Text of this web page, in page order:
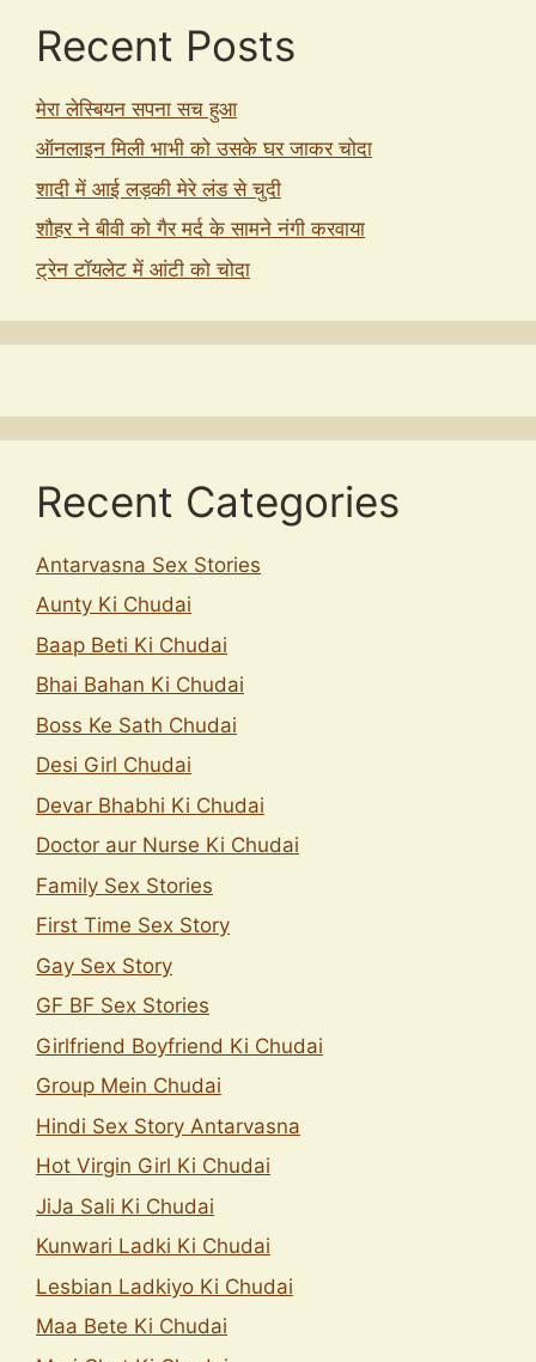
Recent Posts
मेरा लेस्बियन सपना सच हुआ
ऑनलाइन मिली भाभी को उसके घर जाकर चोदा
शादी में आई लड़की मेरे लंड से चुदी
शौहर ने बीवी को गैर मर्द के सामने नंगी करवाया
ट्रेन टॉयलेट में आंटी को चोदा
Recent Categories
Antarvasna Sex Stories
Aunty Ki Chudai
Baap Beti Ki Chudai
Bhai Bahan Ki Chudai
Boss Ke Sath Chudai
Desi Girl Chudai
Devar Bhabhi Ki Chudai
Doctor aur Nurse Ki Chudai
Family Sex Stories
First Time Sex Story
Gay Sex Story
GF BF Sex Stories
Girlfriend Boyfriend Ki Chudai
Group Mein Chudai
Hindi Sex Story Antarvasna
Hot Virgin Girl Ki Chudai
JiJa Sali Ki Chudai
Kunwari Ladki Ki Chudai
Lesbian Ladkiyo Ki Chudai
Maa Bete Ki Chudai